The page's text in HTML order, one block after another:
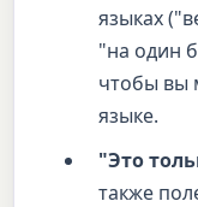
языках
"на один
чтобы вы
языке.
"Это
также